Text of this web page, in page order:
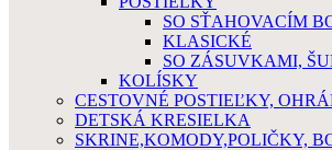
SO SŤAHOVACÍM
KLASICKÉ
SO ZÁSUVKAMI,
KOLÍSKY
CESTOVNÉ POSTIEĽKY,
DETSKÁ KRESIELKA
SKRINE,KOMODY,POLIČKY,